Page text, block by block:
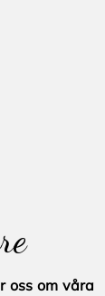
oss om våra